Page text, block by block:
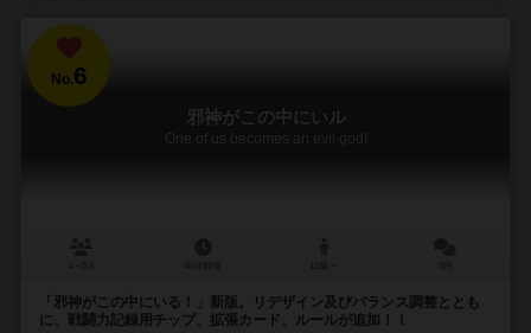
No.6
邪神がこの中にいル
One of us becomes an evil god!
「邪神がこの中にいる！」新版。リデザイン及びバランス調整ととも
に、戦闘力記録用チップ、拡張カード、ルールが追加！！